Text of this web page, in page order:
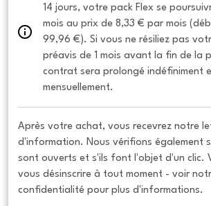
14 jours, votre pack Flex se
mois au prix de 8,33 € par mois
99,96 €). Si vous ne résiliez pas
préavis de 1 mois avant la fin de la
contrat sera prolongé indéfiniment
mensuellement.
Après votre achat, vous recevrez notre
d'information. Nous vérifions également
sont ouverts et s'ils font l'objet d'un clic.
vous désinscrire à tout moment - voir
confidentialité pour plus d'informations.